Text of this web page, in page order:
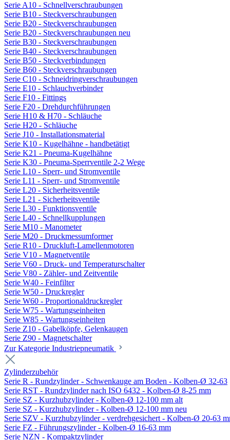
Serie A10 - Schnellverschraubungen
Serie B10 - Steckverschraubungen
Serie B20 - Steckverschraubungen
Serie B20 - Steckverschraubungen neu
Serie B30 - Steckverschraubungen
Serie B40 - Steckverschraubungen
Serie B50 - Steckverbindungen
Serie B60 - Steckverschraubungen
Serie C10 - Schneidringverschraubungen
Serie E10 - Schlauchverbinder
Serie F10 - Fittings
Serie F20 - Drehdurchführungen
Serie H10 & H70 - Schläuche
Serie H20 - Schläuche
Serie J10 - Installationsmaterial
Serie K10 - Kugelhähne - handbetätigt
Serie K21 - Pneuma-Kugelhähne
Serie K30 - Pneuma-Sperrventile 2-2 Wege
Serie L10 - Sperr- und Stromventile
Serie L11 - Sperr- und Stromventile
Serie L20 - Sicherheitsventile
Serie L21 - Sicherheitsventile
Serie L30 - Funktionsventile
Serie L40 - Schnellkupplungen
Serie M10 - Manometer
Serie M20 - Druckmessumformer
Serie R10 - Druckluft-Lamellenmotoren
Serie V10 - Magnetventile
Serie V60 - Druck- und Temperaturschalter
Serie V80 - Zähler- und Zeitventile
Serie W40 - Feinfilter
Serie W50 - Druckregler
Serie W60 - Proportionaldruckregler
Serie W75 - Wartungseinheiten
Serie W85 - Wartungseinheiten
Serie Z10 - Gabelköpfe, Gelenkaugen
Serie Z90 - Magnetschalter
Zur Kategorie Industriepneumatik
Zylinderzubehör
Serie R - Rundzylinder - Schwenkauge am Boden - Kolben-Ø 32-63
Serie RST - Rundzylinder nach ISO 6432 - Kolben-Ø 8-25 mm
Serie SZ - Kurzhubzylinder - Kolben-Ø 12-100 mm alt
Serie SZ - Kurzhubzylinder - Kolben-Ø 12-100 mm neu
Serie SZV - Kurzhubzylinder - verdrehgesichert - Kolben-Ø 20-63
Serie FZ - Führungszylinder - Kolben-Ø 16-63 mm
Serie NZN - Kompaktzylinder